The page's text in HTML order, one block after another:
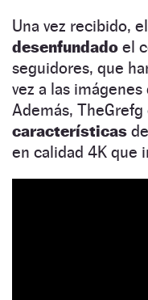
Una vez recibido,
desenfundado el
seguidores, que
vez a las
Además,
características
en calidad 4K que